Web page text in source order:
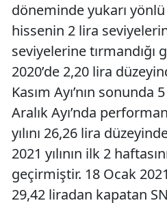
döneminde yukarı
hissenin 2 lira
seviyelerine tırmandığı
2020’de 2,20 lira
Kasım Ayı’nın sonunda
Aralık Ayı’nda
yılını 26,26 lira
2021 yılının ilk 2
geçirmiştir. 18 Ocak
29,42 liradan kapatan